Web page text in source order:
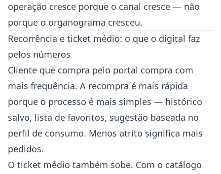
operação cresce porque o canal cresce — não
porque o organograma cresceu.
Recorrência e ticket médio: o que o digital faz
pelos números
Cliente que compra pelo portal compra com
mais frequência. A recompra é mais rápida
porque o processo é mais simples — histórico
salvo, lista de favoritos, sugestão baseada no
perfil de consumo. Menos atrito significa mais
pedidos.
O ticket médio também sobe. Com o catálogo